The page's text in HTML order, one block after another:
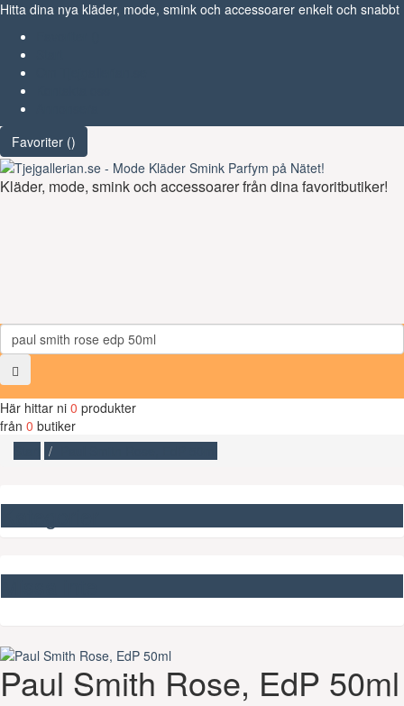
Hitta dina nya kläder, mode, smink och accessoarer enkelt och snabbt
Favoriter ()
Kläder, mode, smink och accessoarer från dina favoritbutiker!
Här hittar ni 0 produkter
från 0 butiker
Paul Smith Rose, EdP 50ml